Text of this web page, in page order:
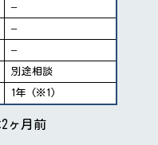
–
–
–
別途相談
1年 (※1)
ヶ月前